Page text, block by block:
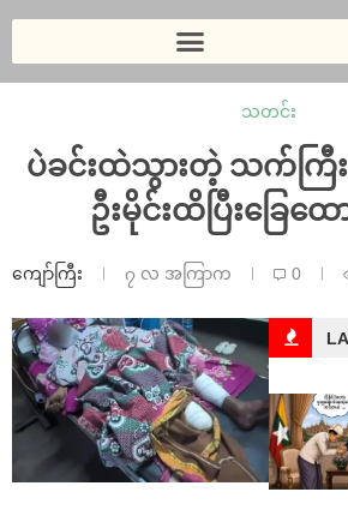
သတင်း
ပဲခင်းထဲသွားတဲ့ သက်ကြီး
ဦးမိုင်းထိပြီးခြေထ
ကျော်ကြီး ၇ လ အကြာက 0